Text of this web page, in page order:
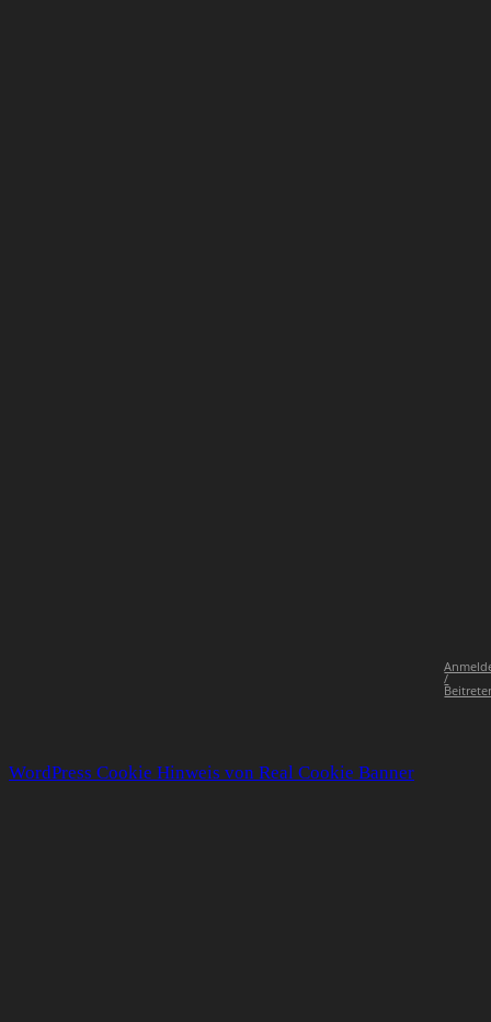
/
WordPress Cookie Hinweis von Real Cookie Banner